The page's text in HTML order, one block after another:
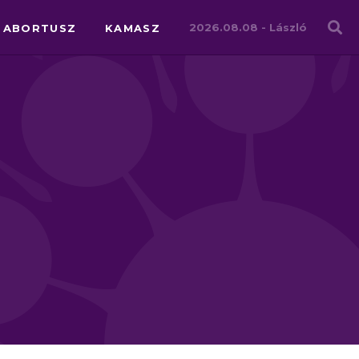
ABORTUSZ KAMASZ 2026.08.08 - László